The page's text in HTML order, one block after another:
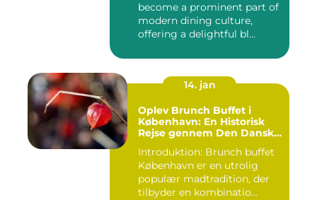
become a prominent part of
modern dining culture,
offering a delightful bl...
14. jan
Oplev Brunch Buffet i
København: En Historisk
Rejse gennem Den Danske
Skatte
Introduktion: Brunch buffet
København er en utrolig
populær madtradition, der
tilbyder en kombinatio...